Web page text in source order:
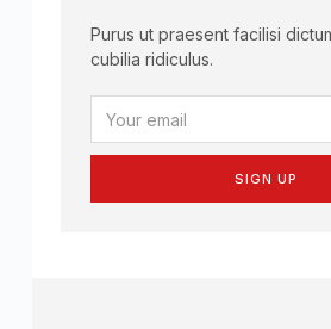
Purus ut praesent facilisi
cubilia ridiculus.
SIGN UP